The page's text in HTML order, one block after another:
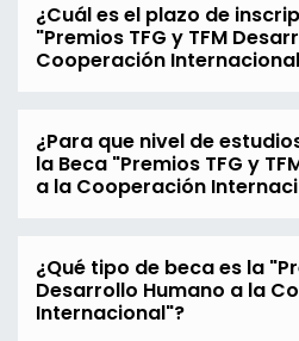
¿Cuál es el plazo de
"Premios TFG y TFM
Cooperación
¿Para que nivel de
la Beca "Premios TFG y
a la Cooperación
¿Qué tipo de beca es la
Desarrollo Humano a la
Internacional"?